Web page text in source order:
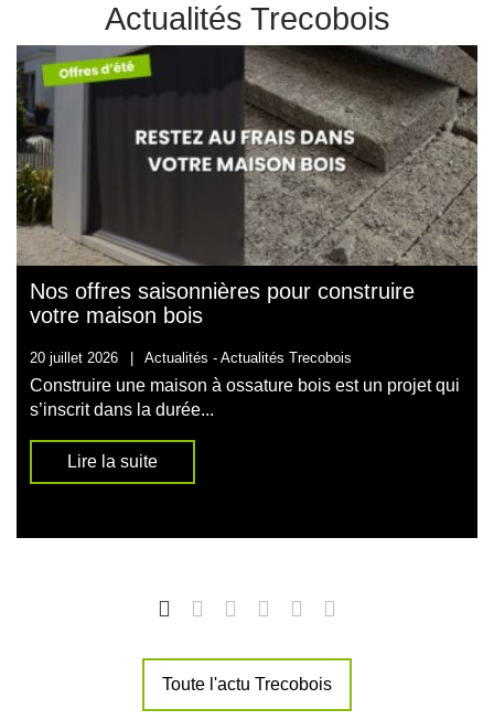
Actualités Trecobois
Nos offres saisonnières pour construire
votre maison bois
20 juillet 2026 Actualités - Actualités Trecobois
Construire une maison à ossature bois est un projet qui
s’inscrit dans la durée...
Lire la suite
Toute l'actu Trecobois